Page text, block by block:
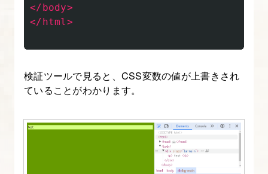
</body>
</html>
検証ツールで見ると、CSS変数の値が上書きされ
ていることがわかります。